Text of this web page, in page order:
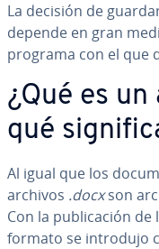
La decisión de
depende en gran
programa con el que
¿Qué es
qué
Al igual que los
archivos .docxson
Con la pu­bli­ca­ción de
formato se introdujo